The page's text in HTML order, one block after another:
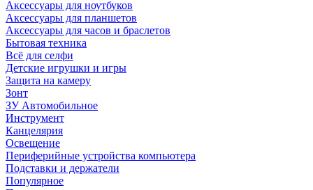
Аксессуары для ноутбуков
Аксессуары для планшетов
Аксессуары для часов и браслетов
Бытовая техника
Всё для селфи
Детские игрушки и игры
Защита на камеру
Зонт
ЗУ Автомобильное
Инструмент
Канцелярия
Освещение
Периферийные устройства компьютера
Подставки и держатели
Популярное